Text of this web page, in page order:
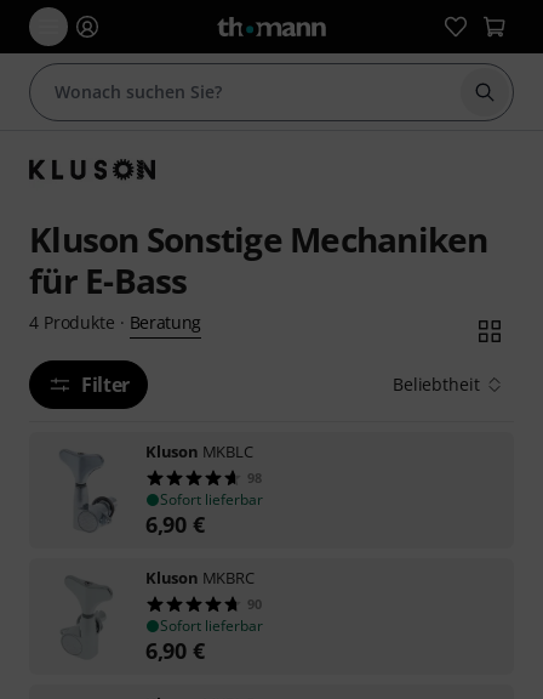
Suche
Kluson Sonstige Mechaniken
für E-Bass
4 Produkte · Beratung
Filter Beliebtheit
Kluson MKBLC
98
Sofort lieferbar
6,90 €
Kluson MKBRC
90
Sofort lieferbar
6,90 €